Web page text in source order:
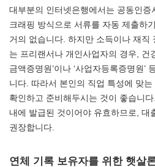
대부분의 인터넷은행에서는 공동인
크래핑 방식으로 서류를 자동 제출하
거의 없습니다. 하지만 소득이나 재직
는 프리랜서나 개인사업자의 경우, 건
금액증명원’이나 ‘사업자등록증명원’
니다. 따라서 본인의 직업 특성에 맞
확인하고 준비해두시는 것이 좋습니
내에 발급된 것이어야 유효하므로, 대
권장합니다.
연체 기록 보유자를 위한 햇살